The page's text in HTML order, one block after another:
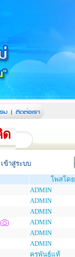
ด
เข้าสู่ระบบ
โพสโดย
ADMIN
ADMIN
ADMIN
ADMIN
ADMIN
ADMIN
ครูพันธุ์แท้